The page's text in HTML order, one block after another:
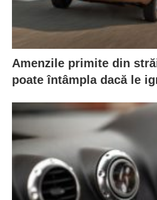
Amenzile primite din
poate întâmpla dacă le